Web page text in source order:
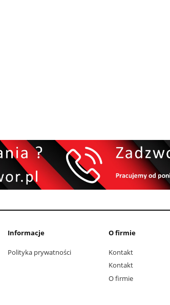
Informacje
Polityka prywatności
O firmie
Kontakt
Kontakt
O firmie